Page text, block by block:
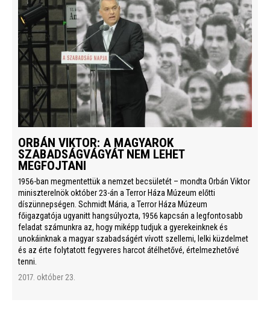
ORBÁN VIKTOR: A MAGYAROK
SZABADSÁGVÁGYÁT NEM LEHET
MEGFOJTANI
1956-ban megmentettük a nemzet becsületét – mondta Orbán Viktor
miniszterelnök október 23-án a Terror Háza Múzeum előtti
díszünnepségen. Schmidt Mária, a Terror Háza Múzeum
főigazgatója ugyanitt hangsúlyozta, 1956 kapcsán a legfontosabb
feladat számunkra az, hogy miképp tudjuk a gyerekeinknek és
unokáinknak a magyar szabadságért vívott szellemi, lelki küzdelmet
és az érte folytatott fegyveres harcot átélhetővé, értelmezhetővé
tenni.
2017. október 23.